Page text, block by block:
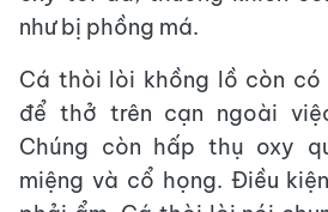
như bị phồng má.
Cá thòi lòi khồng lồ còn có
để thở trên cạn ngoài
Chúng còn hấp thụ oxy
miệng và cổ họng. Điều